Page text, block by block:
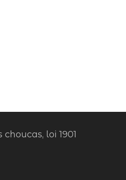
loi 1901